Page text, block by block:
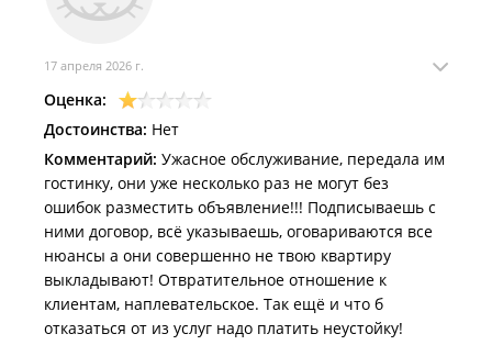
17 апреля 2026 г.
Оценка:
Достоинства: Нет
Комментарий: Ужасное обслуживание, передала им
гостинку, они уже несколько раз не могут без
ошибок разместить объявление!!! Подписываешь с
ними договор, всё указываешь, оговариваются все
нюансы а они совершенно не твою квартиру
выкладывают! Отвратительное отношение к
клиентам, наплевательское. Так ещё и что б
отказаться от из услуг надо платить неустойку!